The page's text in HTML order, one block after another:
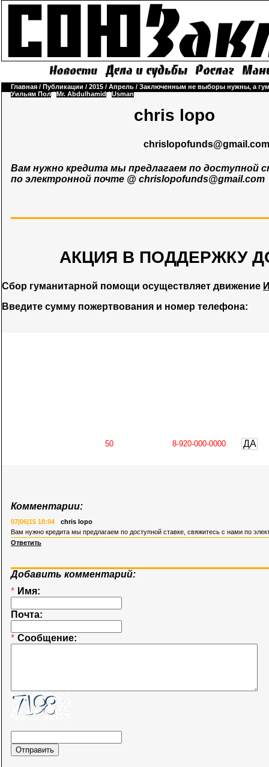
Главная / Публикации / 2015 / Апрель / Заключенным не выборы нужны, а
Уильям Пол/Mr. Abdulhamid/Usman
chris lopo
chrislopofunds@gmail.com
Вам нужно кредита мы предлагаем по доступной
по электронной почте @ chrislopofunds@gmail.com
АКЦИЯ В ПОДДЕРЖКУ
Сбор гуманитарной помощи осуществляет движение
Введите сумму пожертвования и номер телефона:
ДА
Комментарии:
07|06|15 18:04
chris lopo
Вам нужно кредита мы предлагаем по доступной ставке, свяжитесь с нами по
Ответить
Добавить комментарий:
* Имя:
Почта:
* Сообщение: